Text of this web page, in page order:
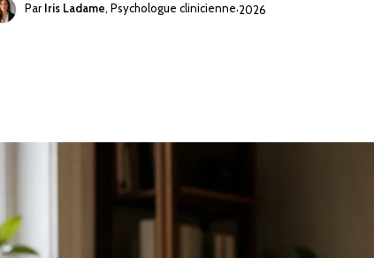
Par Iris Ladame, Psychologue clinicienne·2026